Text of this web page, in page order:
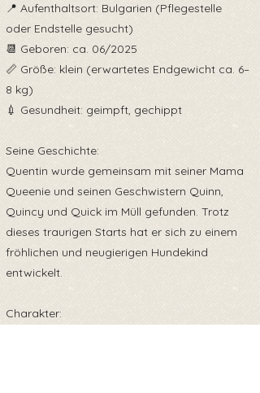
📍 Aufenthaltsort: Bulgarien (Pflegestelle
oder Endstelle gesucht)
📆 Geboren: ca. 06/2025
📏 Größe: klein (erwartetes Endgewicht ca. 6–
8 kg)
💉 Gesundheit: geimpft, gechippt
Seine Geschichte:
Quentin wurde gemeinsam mit seiner Mama
Queenie und seinen Geschwistern Quinn,
Quincy und Quick im Müll gefunden. Trotz
dieses traurigen Starts hat er sich zu einem
fröhlichen und neugierigen Hundekind
entwickelt.
Charakter: